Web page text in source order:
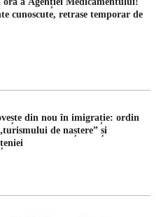
cunoscute, retrase temporar de
din nou în imigrație: ordin
de naștere” și